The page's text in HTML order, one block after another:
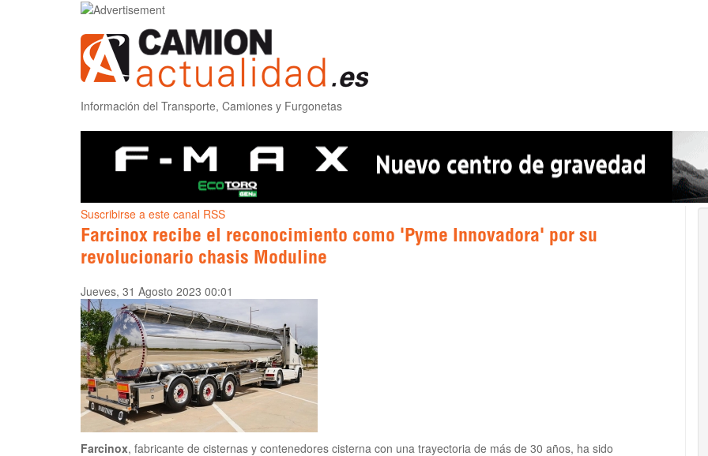
Información del Transporte, Camiones y Furgonetas
Suscribirse a este canal RSS
Farcinox recibe el reconocimiento como 'Pyme Innovadora' por su
revolucionario chasis Moduline
Jueves, 31 Agosto 2023 00:01
Farcinox, fabricante de cisternas y contenedores cisterna con una trayectoria de más de 30 años, ha sido